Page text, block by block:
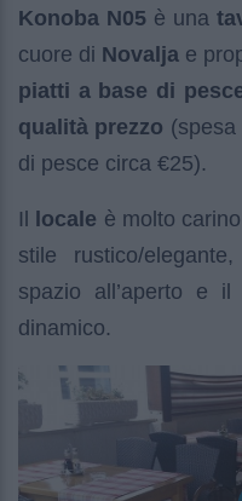
Konoba N05 è una
cuore di Novalja e
piatti a base di
qualità prezzo
di pesce circa €25).
Il locale è molto
stile rustico/
spazio all’aperto e il
dinamico.